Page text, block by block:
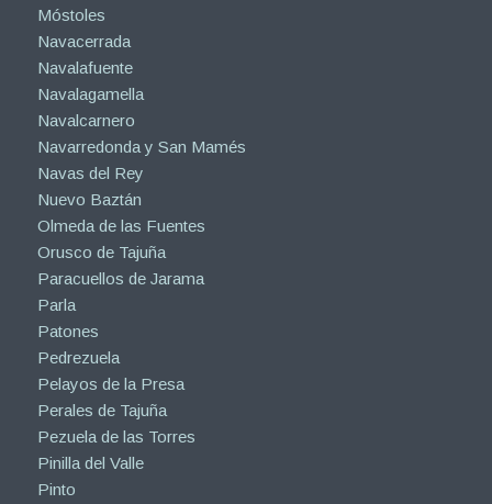
Móstoles
Navacerrada
Navalafuente
Navalagamella
Navalcarnero
Navarredonda y San Mamés
Navas del Rey
Nuevo Baztán
Olmeda de las Fuentes
Orusco de Tajuña
Paracuellos de Jarama
Parla
Patones
Pedrezuela
Pelayos de la Presa
Perales de Tajuña
Pezuela de las Torres
Pinilla del Valle
Pinto